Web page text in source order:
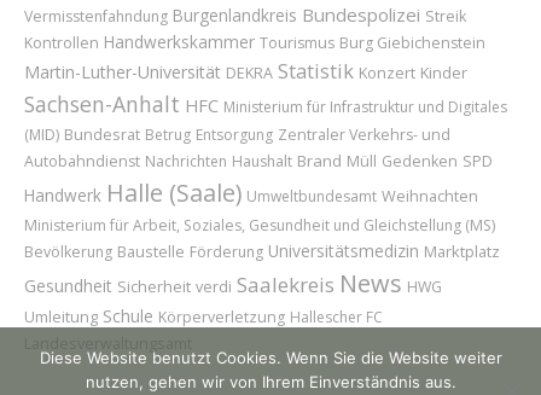
Vermisstenfahndung Burgenlandkreis Bundespolizei Streik
Kontrollen Handwerkskammer Tourismus Burg Giebichenstein
Martin-Luther-Universität DEKRA Statistik Konzert Kinder
Sachsen-Anhalt HFC Ministerium für Infrastruktur und Digitales
(MID) Bundesrat Betrug Entsorgung Zentraler Verkehrs- und
Autobahndienst Nachrichten Haushalt Brand Müll Gedenken SPD
Handwerk Halle (Saale) Umweltbundesamt Weihnachten
Ministerium für Arbeit, Soziales, Gesundheit und Gleichstellung (MS)
Bevölkerung Baustelle Förderung Universitätsmedizin Marktplatz
Gesundheit Sicherheit verdi Saalekreis News HWG
Umleitung Schule Körperverletzung Hallescher FC
Diese Website benutzt Cookies. Wenn Sie die Website weiter
nutzen, gehen wir von Ihrem Einverständnis aus.